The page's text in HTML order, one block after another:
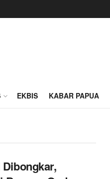
EKBIS KABAR PAPUA